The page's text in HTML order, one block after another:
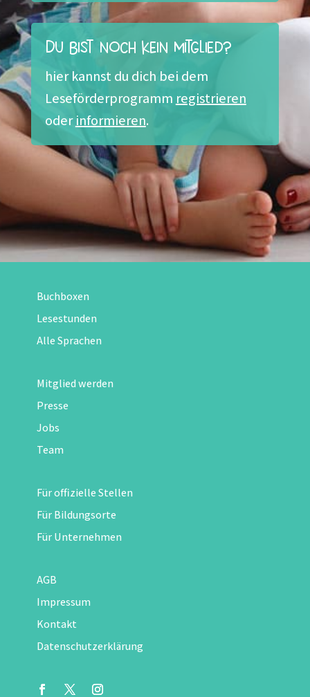
Du bist noch kein Mitglied?
hier kannst du dich bei dem
Leseförderprogramm registrieren
oderinformieren.
Buchboxen
Lesestunden
Alle Sprachen
Mitglied werden
Presse
Jobs
Team
Für offizielle Stellen
Für Bildungsorte
Für Unternehmen
AGB
Impressum
Kontakt
Datenschutzerklärung